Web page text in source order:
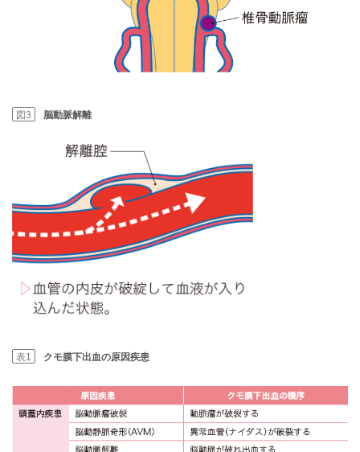
図3 脳動脈解離
表1 クモ膜下出血の原因疾患